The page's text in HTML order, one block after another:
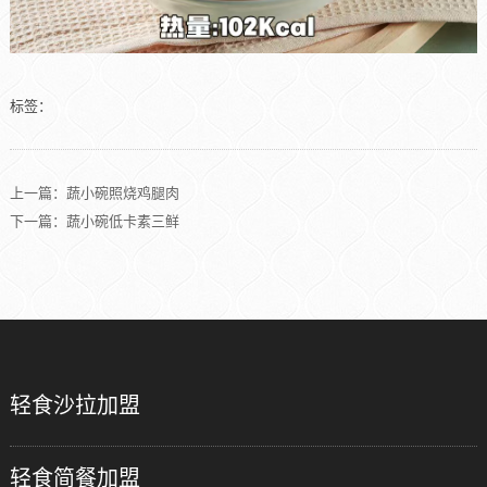
标签：
上一篇： 蔬小碗照烧鸡腿肉
下一篇：蔬小碗低卡素三鲜
轻食沙拉加盟
轻食简餐加盟